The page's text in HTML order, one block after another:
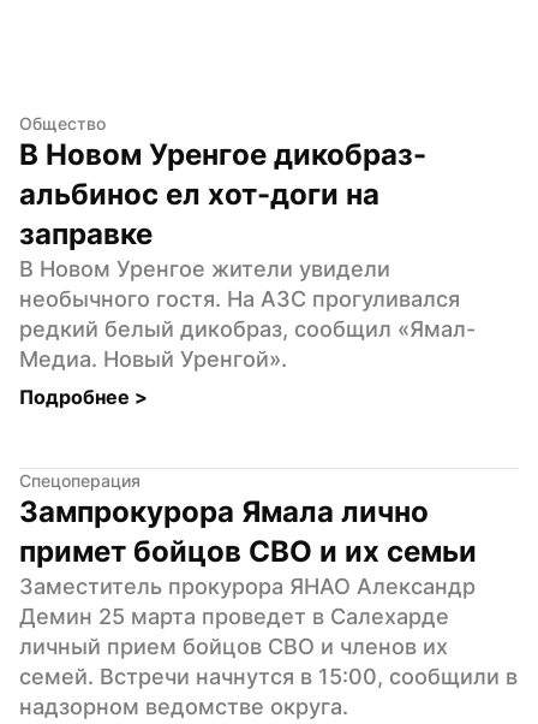
Общество
В Новом Уренгое дикобраз-
альбинос ел хот-доги на
заправке
В Новом Уренгое жители увидели
необычного гостя. На АЗС прогуливался
редкий белый дикобраз, сообщил «Ямал-
Медиа. Новый Уренгой».
Подробнее >
Спецоперация
Зампрокурора Ямала лично
примет бойцов СВО и их семьи
Заместитель прокурора ЯНАО Александр
Демин 25 марта проведет в Салехарде
личный прием бойцов СВО и членов их
семей. Встречи начнутся в 15:00, сообщили в
надзорном ведомстве округа.